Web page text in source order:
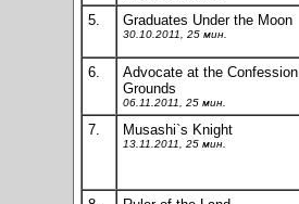
5. Graduates Under the Moon
30.10.2011, 25 мин.
6.
Advocate at the Confession
Grounds
06.11.2011, 25 мин.
7. Musashi`s Knight
13.11.2011, 25 мин.